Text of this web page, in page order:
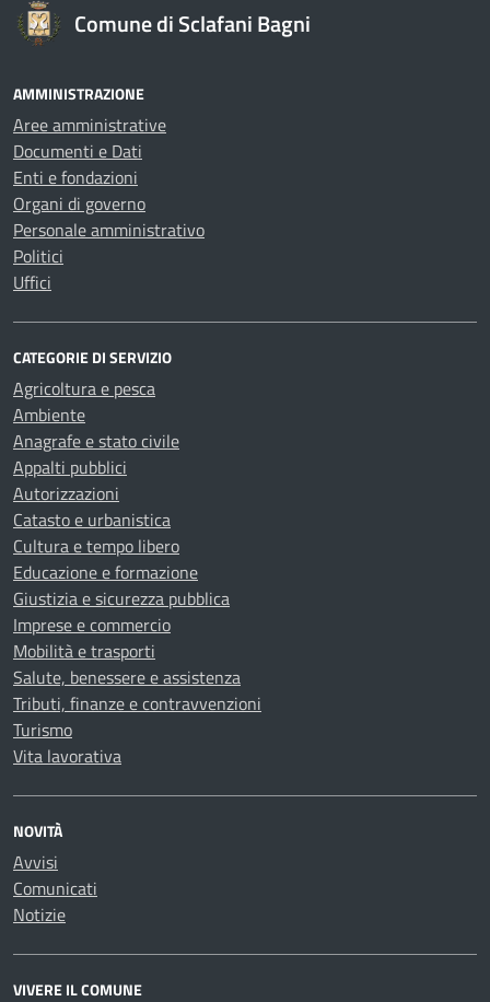
Comune di Sclafani Bagni
AMMINISTRAZIONE
Aree amministrative
Documenti e Dati
Enti e fondazioni
Organi di governo
Personale amministrativo
Politici
Uffici
CATEGORIE DI SERVIZIO
Agricoltura e pesca
Ambiente
Anagrafe e stato civile
Appalti pubblici
Autorizzazioni
Catasto e urbanistica
Cultura e tempo libero
Educazione e formazione
Giustizia e sicurezza pubblica
Imprese e commercio
Mobilità e trasporti
Salute, benessere e assistenza
Tributi, finanze e contravvenzioni
Turismo
Vita lavorativa
NOVITÀ
Avvisi
Comunicati
Notizie
VIVERE IL COMUNE